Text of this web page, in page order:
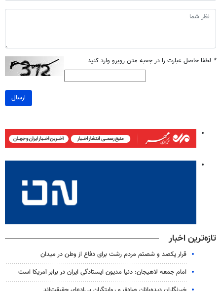
* لطفا حاصل عبارت را در جعبه متن روبرو وارد کنید
ارسال
تازه‌ترین اخبار
قرار یکصد و شصتم مردم رشت برای دفاع از وطن در میدان
امام جمعه لاهیجان: دنیا مدیون ایستادگی ایران در برابر آمریکا است